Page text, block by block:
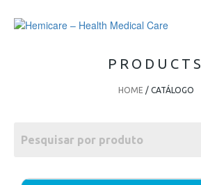
PRODUCTS
HOME / CATÁLOGO